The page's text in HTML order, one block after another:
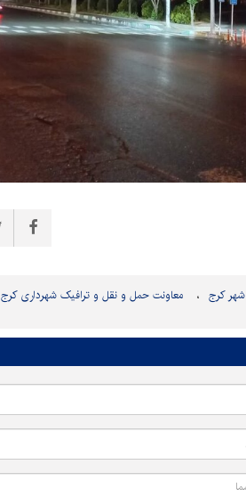
شهر کرج معاونت حمل و نقل و ترافیک شهرداری کرج